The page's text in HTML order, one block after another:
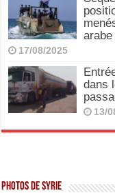
17/08/2025
dans
13/
Photos de Syrie